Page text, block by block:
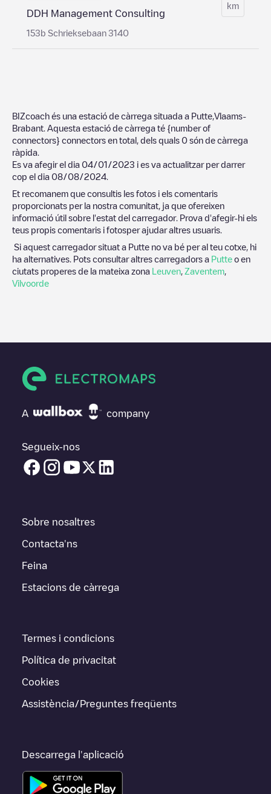
DDH Management Consulting
153b Schrieksebaan 3140
km
BIZcoach és una estació de càrrega situada a Putte Vlaams-
Brabant . Aquesta estació de càrrega té {number of
connectors} connectors en total, dels quals 0 són de càrrega
ràpida.
Es va afegir el dia 04/01/2023 i es va actualitzar per darrer
cop el dia 08/08/2024
Et recomanem que consultis les fotos i els comentaris
proporcionats per la nostra comunitat, ja que ofereixen
informació útil sobre l'estat del carregador. Prova d'afegir-hi els
teus propis comentaris i fotosper ajudar altres usuaris.
Si aquest carregador situat a Putte no va bé per al teu cotxe, hi
ha alternatives. Pots consultar altres carregadors a Putte o en
ciutats properes de la mateixa zona Leuven Zaventem
Vilvoorde
A company
Segueix-nos
Sobre nosaltres
Contacta'ns
Feina
Estacions de càrrega
Termes i condicions
Política de privacitat
Cookies
Assistència/Preguntes freqüents
Descarrega l'aplicació